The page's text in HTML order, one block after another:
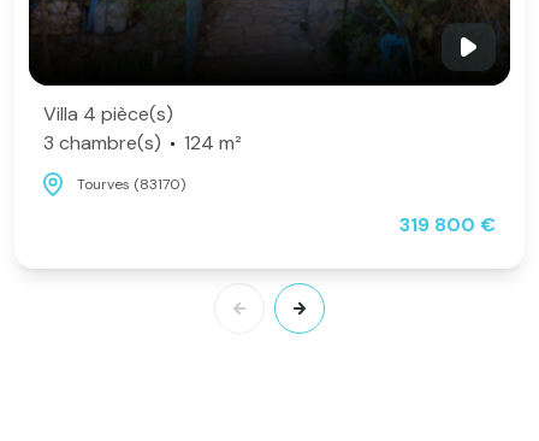
Villa 4 pièce(s)
3 chambre(s)
124 m²
Tourves (83170)
319 800 €